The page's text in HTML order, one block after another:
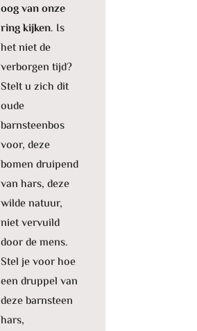
oog van onze
ring kijken. Is
het niet de
verborgen tijd?
Stelt u zich dit
oude
barnsteenbos
voor, deze
bomen druipend
van hars, deze
wilde natuur,
niet vervuild
door de mens.
Stel je voor hoe
een druppel van
deze barnsteen
hars,